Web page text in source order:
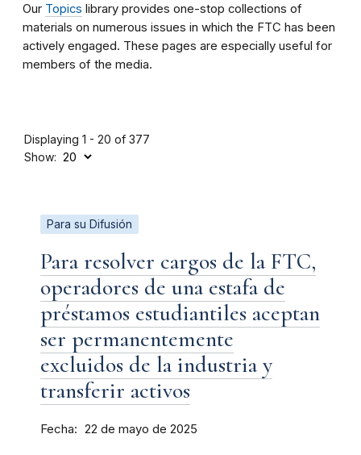
Our Topics library provides one-stop collections of
materials on numerous issues in which the FTC has been
actively engaged. These pages are especially useful for
members of the media.
Displaying 1 - 20 of 377
Show:
Para su Difusión
Para resolver cargos de la FTC,
operadores de una estafa de
préstamos estudiantiles aceptan
ser permanentemente
excluidos de la industria y
transferir activos
Fecha 22 de mayo de 2025